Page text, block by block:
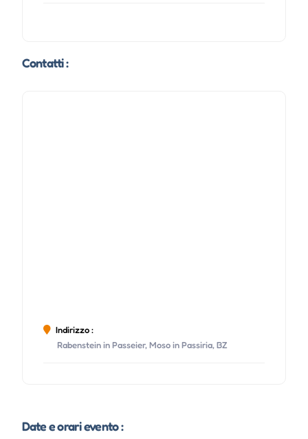
Contatti :
Indirizzo :
Rabenstein in Passeier, Moso in Passiria, BZ
Date e orari evento :